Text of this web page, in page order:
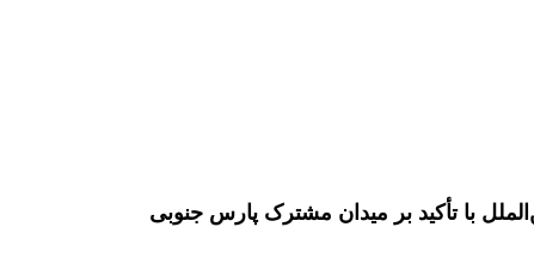
با تأکید بر میدان مشترک پارس جنوبی